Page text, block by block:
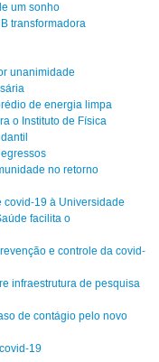
um sonho
transformadora
unanimidade
de energia limpa
o Instituto de Física
no retorno
covid-19 à Universidade
facilita o
e controle da covid-
infraestrutura de pesquisa
de contágio pelo novo
19